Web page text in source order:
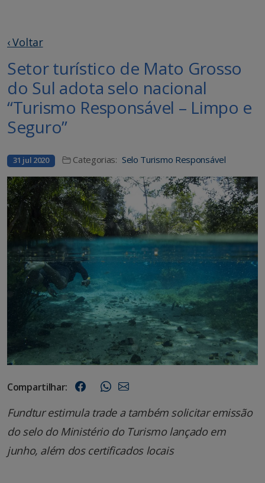
‹ Voltar
Setor turístico de Mato Grosso
do Sul adota selo nacional
“Turismo Responsável – Limpo e
Seguro”
31 jul 2020 Categorias: Selo Turismo Responsável
Compartilhar:
Fundtur estimula trade a também solicitar emissão
do selo do Ministério do Turismo lançado em
junho, além dos certificados locais